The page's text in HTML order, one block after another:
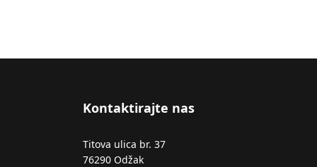
Kontaktirajte nas
Titova ulica br. 37
76290 Odžak